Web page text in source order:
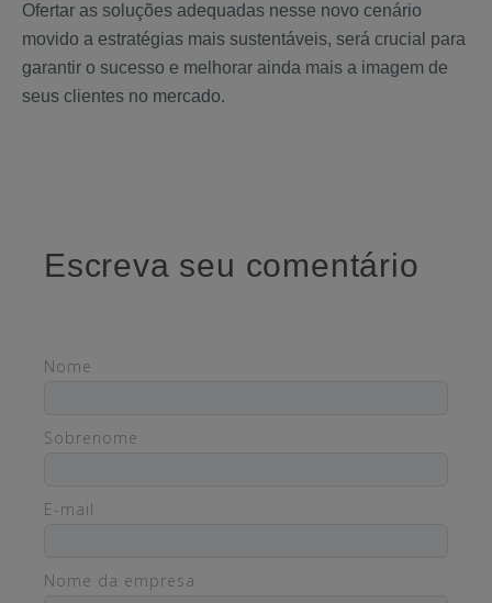
Ofertar as soluções adequadas nesse novo cenário
movido a estratégias mais sustentáveis, será crucial para
garantir o sucesso e melhorar ainda mais a imagem de
seus clientes no mercado.
Escreva seu comentário
Nome
Sobrenome
E-mail
Nome da empresa